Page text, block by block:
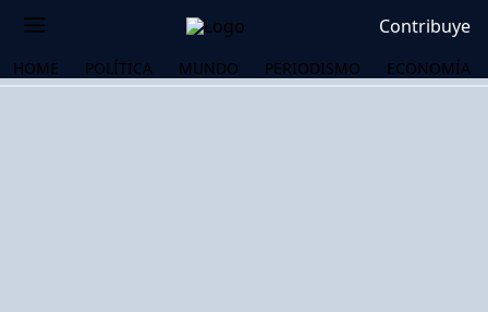
Contribuye
HOME POLÍTICA MUNDO PERIODISMO ECONOMÍA